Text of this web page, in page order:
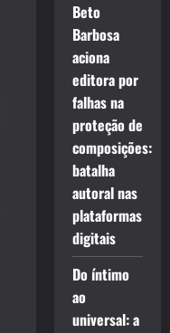
Beto
Barbosa
aciona
editora por
falhas na
proteção de
composições:
batalha
autoral nas
plataformas
digitais
Do íntimo
ao
universal: a